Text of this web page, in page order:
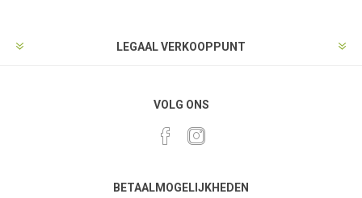
LEGAAL VERKOOPPUNT
VOLG ONS
BETAALMOGELIJKHEDEN